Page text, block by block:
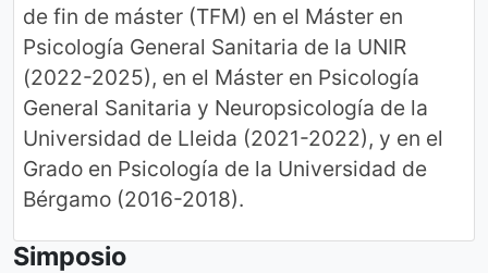
de fin de máster (TFM) en el Máster en
Psicología General Sanitaria de la UNIR
(2022-2025), en el Máster en Psicología
General Sanitaria y Neuropsicología de la
Universidad de Lleida (2021-2022), y en el
Grado en Psicología de la Universidad de
Bérgamo (2016-2018).
Simposio